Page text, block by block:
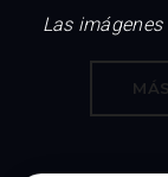
Las